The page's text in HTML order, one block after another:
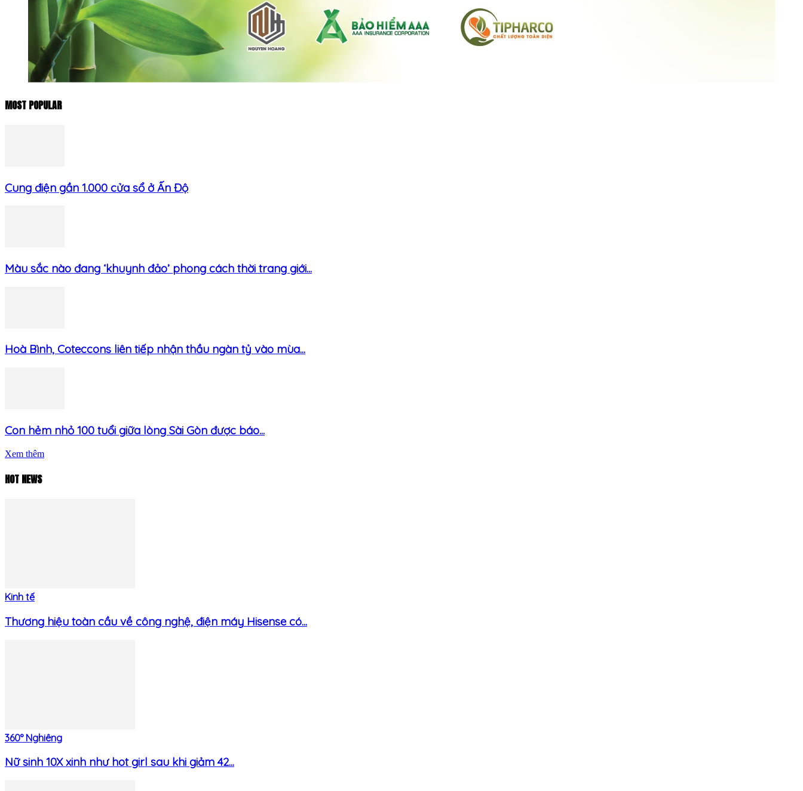
MOST POPULAR
Cung điện gần 1.000 cửa sổ ở Ấn Độ
Màu sắc nào đang ‘khuynh đảo’ phong cách thời trang giới...
Hoà Bình, Coteccons liên tiếp nhận thầu ngàn tỷ vào mùa...
Con hẻm nhỏ 100 tuổi giữa lòng Sài Gòn được báo...
Xem thêm
HOT NEWS
Kinh tế
Thương hiệu toàn cầu về công nghệ, điện máy Hisense có...
360° Nghiêng
Nữ sinh 10X xinh như hot girl sau khi giảm 42...